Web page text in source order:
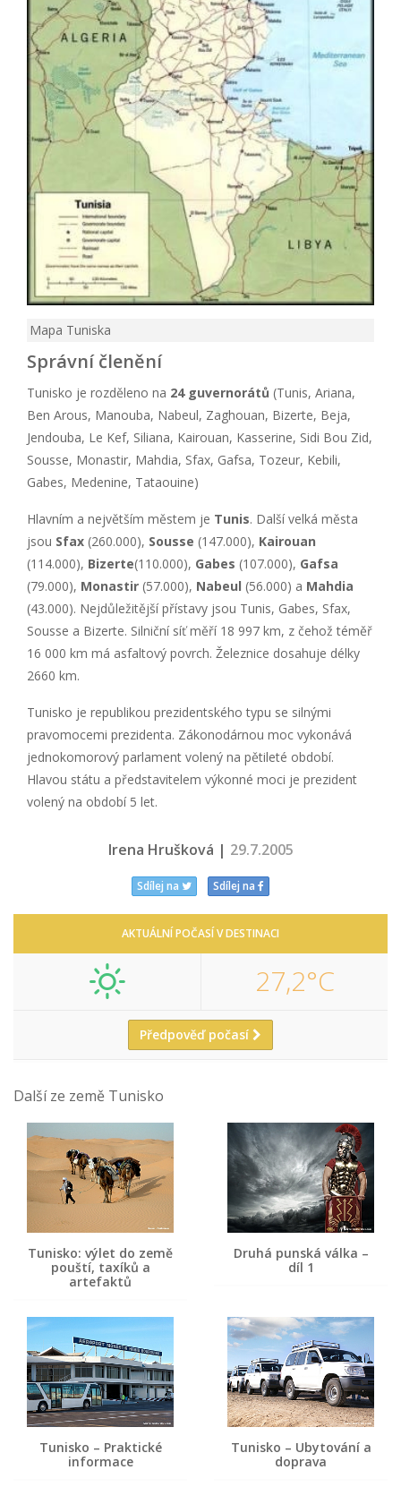
Mapa Tuniska
Správní členění
Tunisko je rozděleno na 24 guvernorátů (Tunis, Ariana,
Ben Arous, Manouba, Nabeul, Zaghouan, Bizerte, Beja,
Jendouba, Le Kef, Siliana, Kairouan, Kasserine, Sidi Bou Zid,
Sousse, Monastir, Mahdia, Sfax, Gafsa, Tozeur, Kebili,
Gabes, Medenine, Tataouine)
Hlavním a největším městem je Tunis. Další velká města
jsou Sfax (260.000), Sousse (147.000), Kairouan
(114.000), Bizerte(110.000), Gabes (107.000), Gafsa
(79.000), Monastir (57.000), Nabeul (56.000) a Mahdia
(43.000). Nejdůležitější přístavy jsou Tunis, Gabes, Sfax,
Sousse a Bizerte. Silniční síť měří 18 997 km, z čehož téměř
16 000 km má asfaltový povrch. Železnice dosahuje délky
2660 km.
Tunisko je republikou prezidentského typu se silnými
pravomocemi prezidenta. Zákonodárnou moc vykonává
jednokomorový parlament volený na pětileté období.
Hlavou státu a představitelem výkonné moci je prezident
volený na období 5 let.
Irena Hrušková | 29.7.2005
Sdílej na Sdílej na
AKTUÁLNÍ POČASÍ V DESTINACI
27,2°C
Předpověď počasí
Další ze země Tunisko
Tunisko: výlet do země
pouští, taxíků a
artefaktů
Druhá punská válka –
díl 1
Tunisko – Praktické
informace
Tunisko – Ubytování a
doprava